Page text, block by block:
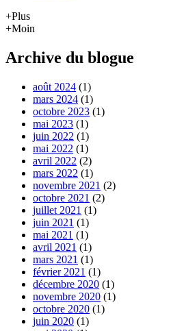
+Plus
+Moin
Archive du blogue
août 2024 (1)
mars 2024 (1)
octobre 2023 (1)
mai 2023 (1)
juin 2022 (1)
mai 2022 (1)
avril 2022 (2)
mars 2022 (1)
novembre 2021 (2)
octobre 2021 (2)
juillet 2021 (1)
juin 2021 (1)
mai 2021 (1)
avril 2021 (1)
mars 2021 (1)
février 2021 (1)
décembre 2020 (1)
novembre 2020 (1)
octobre 2020 (1)
juin 2020 (1)